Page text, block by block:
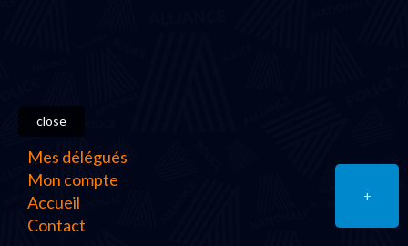
+
close
Mes délégués
Mon compte
Accueil
Contact